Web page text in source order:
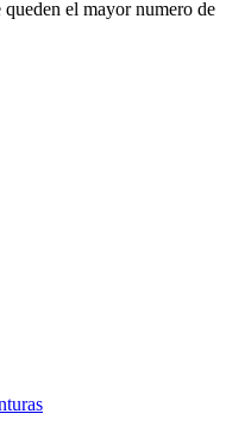
el mayor numero de